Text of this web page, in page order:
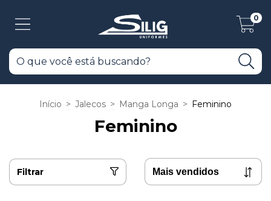
0
Início > Jalecos > Manga Longa > Feminino
Feminino
Filtrar